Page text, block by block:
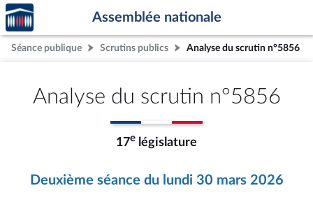
Aller au contenu
Aller en bas de la page
Accèder
à la
page
d'accueil
Assemblée nationale
Séance publique Scrutins publics Analyse du scrutin n°5856
Analyse du scrutin n°5856
17e législature
Deuxième séance du lundi 30 mars 2026